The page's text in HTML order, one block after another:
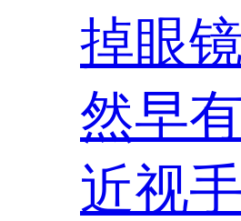
掉眼
然早
近视